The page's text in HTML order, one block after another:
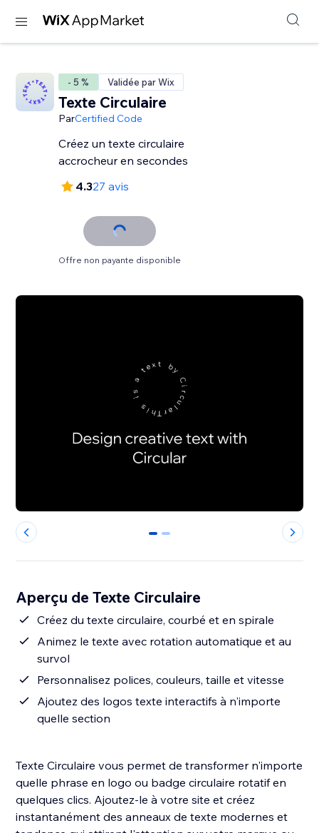
- 5 % Validée par Wix
Texte Circulaire
ParCertified Code
Créez un texte circulaire
accrocheur en secondes
4.327 avis
Offre non payante disponible
0 1
Aperçu de Texte Circulaire
Créez du texte circulaire, courbé et en spirale
Animez le texte avec rotation automatique et au
survol
Personnalisez polices, couleurs, taille et vitesse
Ajoutez des logos texte interactifs à n'importe
quelle section
Texte Circulaire vous permet de transformer n'importe
quelle phrase en logo ou badge circulaire rotatif en
quelques clics. Ajoutez-le à votre site et créez
instantanément des anneaux de texte modernes et